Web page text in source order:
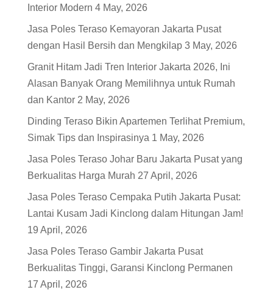
Interior Modern 4 May, 2026
Jasa Poles Teraso Kemayoran Jakarta Pusat
dengan Hasil Bersih dan Mengkilap 3 May, 2026
Granit Hitam Jadi Tren Interior Jakarta 2026, Ini
Alasan Banyak Orang Memilihnya untuk Rumah
dan Kantor 2 May, 2026
Dinding Teraso Bikin Apartemen Terlihat Premium,
Simak Tips dan Inspirasinya 1 May, 2026
Jasa Poles Teraso Johar Baru Jakarta Pusat yang
Berkualitas Harga Murah 27 April, 2026
Jasa Poles Teraso Cempaka Putih Jakarta Pusat:
Lantai Kusam Jadi Kinclong dalam Hitungan Jam!
19 April, 2026
Jasa Poles Teraso Gambir Jakarta Pusat
Berkualitas Tinggi, Garansi Kinclong Permanen
17 April, 2026